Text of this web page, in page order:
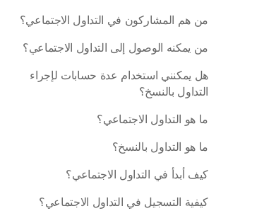
من هم المشاركون في التداول الاجتماعي؟
من يمكنه الوصول إلى التداول الاجتماعي؟
التداول بالنسخ؟
ما هو التداول الاجتماعي؟
ما هو التداول بالنسخ؟
كيف أبدأ في التداول الاجتماعي؟
كيفية التسجيل في التداول الاجتماعي؟